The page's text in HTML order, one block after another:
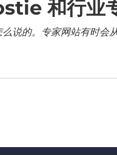
和行业
说的。专家网站有时会